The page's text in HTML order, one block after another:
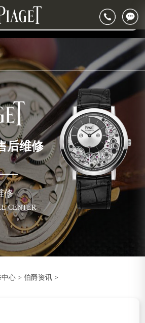
▲
▼
伯爵北京市售后服务网络优化升级公告
2026年6月北京市伯爵官方售后客户服务热线：400-882-0752
伯爵售后服务中心最新网点地址：
北京市东城区东长安街1号东方广场写字楼W3座6层602室（需提前预约）
北京市朝阳区建国门外大街甲6号华熙国际中心写字楼D座11层1102室（需提前预约）
北京市朝阳区建国门外大街甲6号华熙国际中心D座11层1102室伯爵售后服务中心（需提前预约）
营业！
后维修
修
CENTER
中心 >伯爵资讯 >